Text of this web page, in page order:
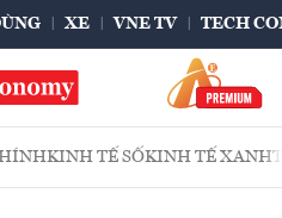
XE VNE TV TECH
KINH TẾ SỐKINH TẾ XANH